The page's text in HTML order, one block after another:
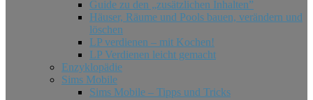
Guide zu den „zusätzlichen Inhalten”
Häuser, Räume und Pools bauen, verändern und
löschen
LP verdienen – mit Kochen!
LP Verdienen leicht gemacht
Enzyklopädie
Sims Mobile
Sims Mobile – Tipps und Tricks